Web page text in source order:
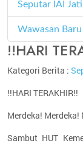
Seputar IAI
Wawasan Baru
!!HARI
Kategori Berita :
!!HARI TERAKHIR!!
Merdeka! Merdeka!
Sambut HUT